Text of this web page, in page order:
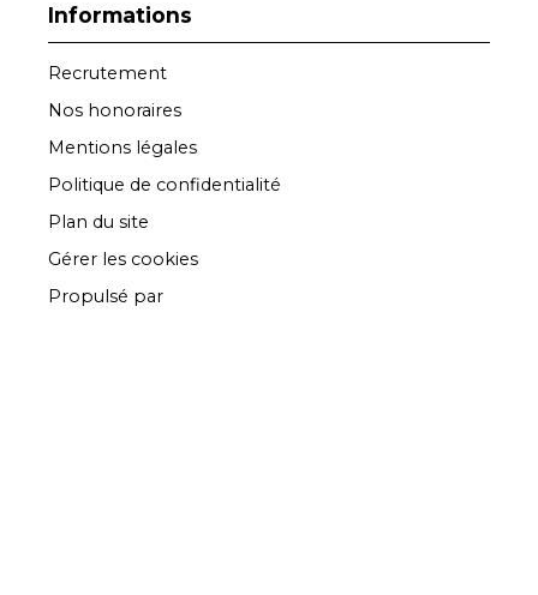
Informations
Recrutement
Nos honoraires
Mentions légales
Politique de confidentialité
Plan du site
Gérer les cookies
Propulsé par